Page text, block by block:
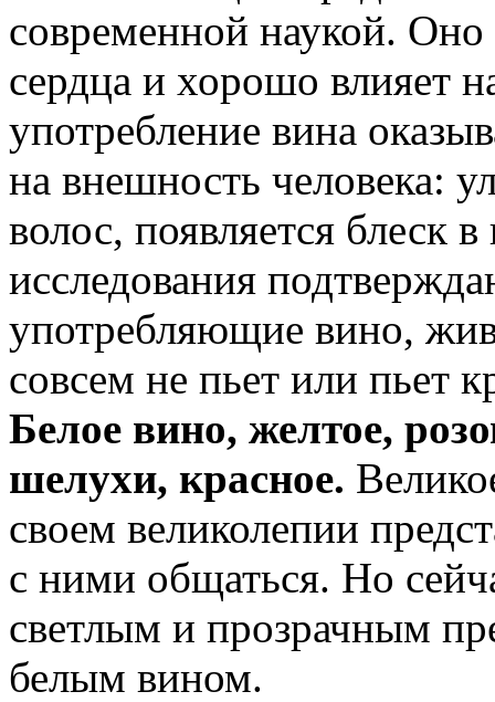
современной наукой. Оно
сердца и хорошо влияет
употребление вина
на внешность человека:
волос, появляется блеск
исследования
употребляющие вино,
совсем не пьет или пьет
Белое вино, желтое,
шелухи, красное.
своем великолепии
с ними общаться. Но
светлым и прозрачным
белым вином.